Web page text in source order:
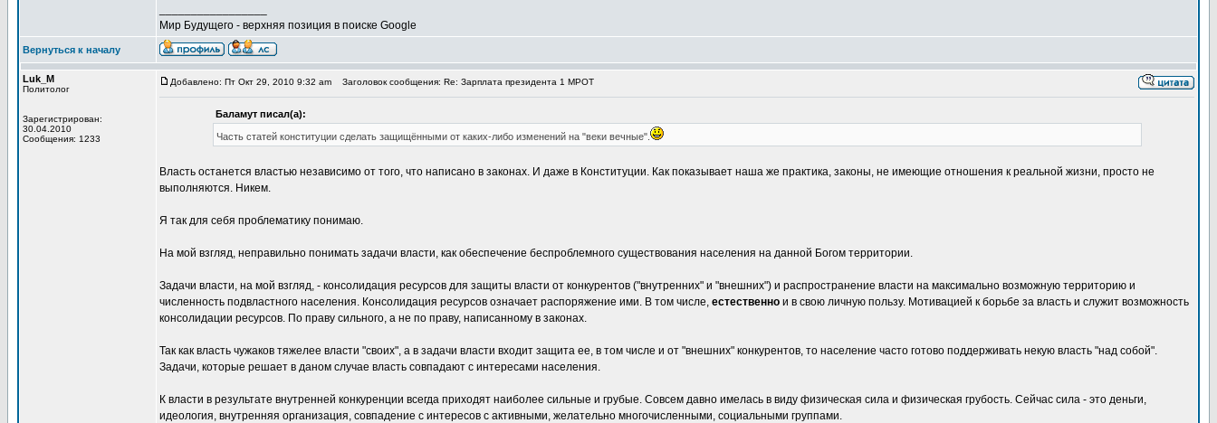
Мир Будущего - верхняя позиция в поиске Google
Вернуться к началу
Luk_M
Политолог
Зарегистрирован:
30.04.2010
Сообщения: 1233
Добавлено: Пт Окт 29, 2010 9:32 am Заголовок сообщения: Re: Зарплата президента 1 МРОТ
Баламут писал(а):
Часть статей конституции сделать защищёнными от каких-либо изменений на "веки вечные".
Власть останется властью независимо от того, что написано в законах. И даже в Конституции. Как показывает наша же практика, законы, не имеющие отношения к реальной жизни, просто не
выполняются. Никем.
Я так для себя проблематику понимаю.
На мой взгляд, неправильно понимать задачи власти, как обеспечение беспроблемного существования населения на данной Богом территории.
Задачи власти, на мой взгляд, - консолидация ресурсов для защиты власти от конкурентов ("внутренних" и "внешних") и распространение власти на максимально возможную территорию и
численность подвластного населения. Консолидация ресурсов означает распоряжение ими. В том числе, естественно и в свою личную пользу. Мотивацией к борьбе за власть и служит возможность
консолидации ресурсов. По праву сильного, а не по праву, написанному в законах.
Так как власть чужаков тяжелее власти "своих", а в задачи власти входит защита ее, в том числе и от "внешних" конкурентов, то население часто готово поддерживать некую власть "над собой".
Задачи, которые решает в даном случае власть совпадают с интересами населения.
К власти в результате внутренней конкуренции всегда приходят наиболее сильные и грубые. Совсем давно имелась в виду физическая сила и физическая грубость. Сейчас сила - это деньги,
идеология, внутренняя организация, совпадение с интересов с активными, желательно многочисленными, социальными группами.